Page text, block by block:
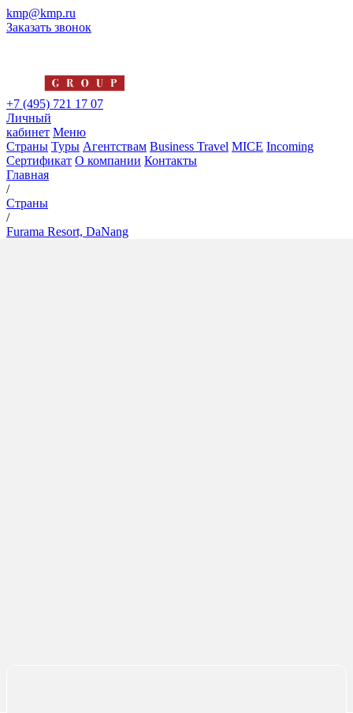
kmp@kmp.ru
Заказать звонок
+7 (495) 721 17 07
Личный
кабинет Меню
Страны Туры Агентствам Business Travel MICE Incoming
Сертификат О компании Контакты
Главная
/
Страны
/
Furama Resort, DaNang